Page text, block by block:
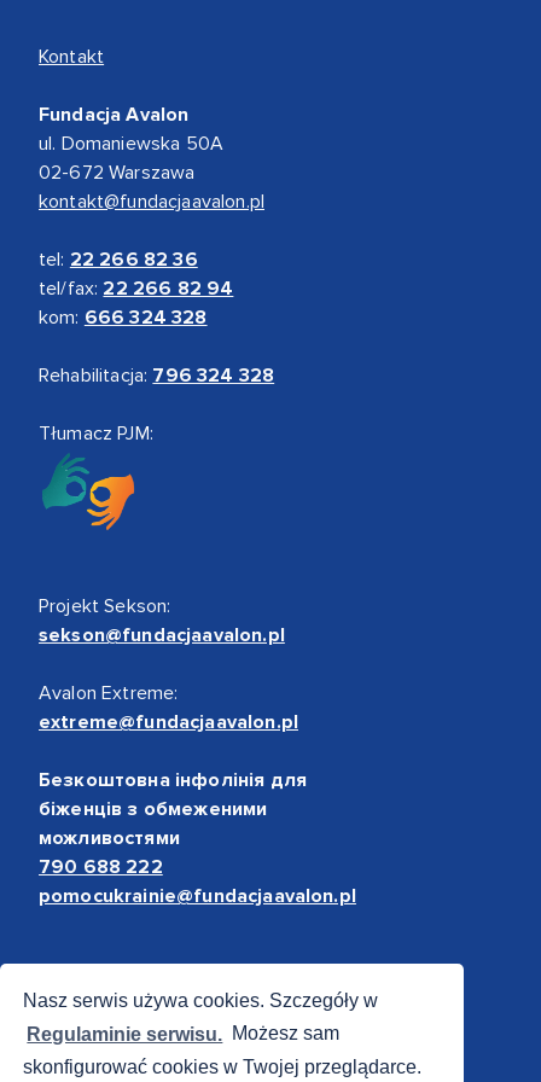
Nasz serwis używa cookies. Szczegóły w
Regulaminie serwisu. Możesz sam
skonfigurować cookies w Twojej przeglądarce.
Kontakt
Fundacja Avalon
ul. Domaniewska 50A
02-672 Warszawa
kontakt@fundacjaavalon.pl
tel: 22 266 82 36
tel/fax: 22 266 82 94
kom: 666 324 328
Rehabilitacja: 796 324 328
Tłumacz PJM:
Projekt Sekson:
sekson@fundacjaavalon.pl
Avalon Extreme:
extreme@fundacjaavalon.pl
Безкоштовна інфолінія для
біженців з обмеженими
можливостями
790 688 222
pomocukrainie@fundacjaavalon.pl
Bezpieczne płatności